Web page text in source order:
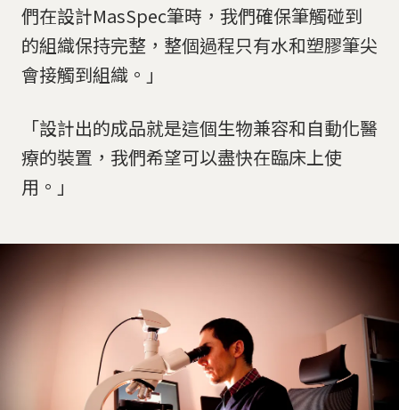
們在設計MasSpec筆時，我們確保筆觸碰到
的組織保持完整，整個過程只有水和塑膠筆尖
會接觸到組織。」
「設計出的成品就是這個生物兼容和自動化醫
療的裝置，我們希望可以盡快在臨床上使
用。」